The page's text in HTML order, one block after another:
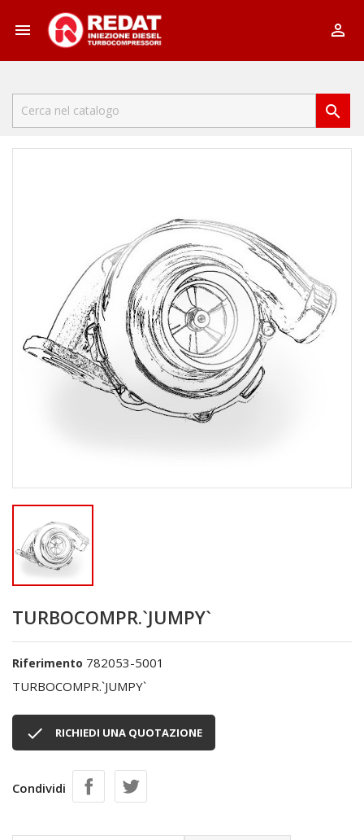
 

TURBOCOMPR.`JUMPY`
Riferimento 782053-5001
TURBOCOMPR.`JUMPY`
 RICHIEDI UNA QUOTAZIONE
Condividi